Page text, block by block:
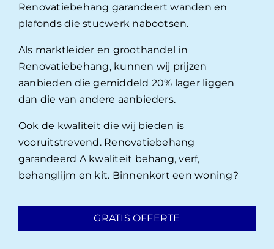
Renovatiebehang garandeert wanden en
plafonds die stucwerk nabootsen.
Als marktleider en groothandel in
Renovatiebehang, kunnen wij prijzen
aanbieden die gemiddeld 20% lager liggen
dan die van andere aanbieders.
Ook de kwaliteit die wij bieden is
vooruitstrevend. Renovatiebehang
garandeerd A kwaliteit behang, verf,
behanglijm en kit. Binnenkort een woning?
GRATIS OFFERTE